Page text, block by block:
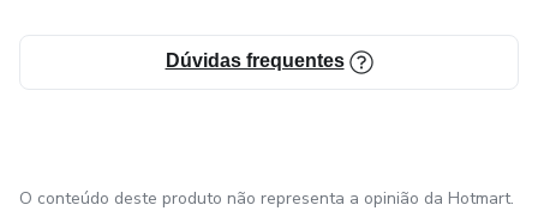
Dúvidas frequentes
O conteúdo deste produto não representa a opinião da Hotmart.